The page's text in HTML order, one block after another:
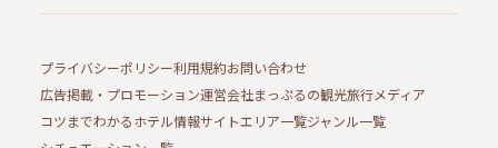
プライバシーポリシー利用規約お問い合わせ
広告掲載・プロモーション運営会社まっぷるの観光旅行メディア
コツまでわかるホテル情報サイトエリア一覧ジャンル一覧